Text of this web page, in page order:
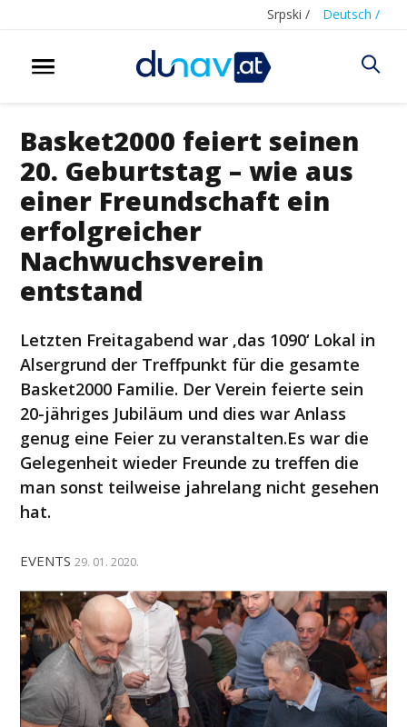
Srpski / Deutsch /
Basket2000 feiert seinen
20. Geburtstag – wie aus
einer Freundschaft ein
erfolgreicher
Nachwuchsverein
entstand
Letzten Freitagabend war ‚das 1090‘ Lokal in
Alsergrund der Treffpunkt für die gesamte
Basket2000 Familie. Der Verein feierte sein
20-jähriges Jubiläum und dies war Anlass
genug eine Feier zu veranstalten.Es war die
Gelegenheit wieder Freunde zu treffen die
man sonst teilweise jahrelang nicht gesehen
hat.
EVENTS 29. 01. 2020.